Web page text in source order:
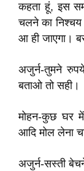
कहता हूं, इस
चलने का निश्चय
आ ही जाएगा।
अजुर्न-तुमने
बताओ तो सही।
मोहन-कुछ घर
आदि मोल लेना
अजुर्न-सस्ती